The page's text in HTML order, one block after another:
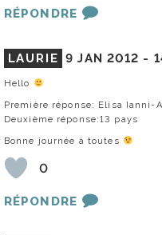
RÉPONDRE
LAURIE 9 JAN 2012 -
Hello
Première réponse: Elisa Ianni-
Deuxième réponse:13 pays
Bonne journée à toutes
0
RÉPONDRE